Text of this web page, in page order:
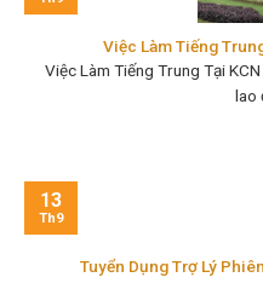
Việc Làm Tiếng
Việc Làm Tiếng Trung Tại
lao
Tuyển Dụng Trợ Lý
13
Th9